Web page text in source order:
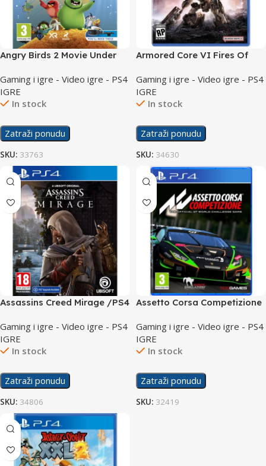
Angry Birds 2 Movie Under
Gaming i igre - Video igre - PS4
IGRE
In stock
Zatraži ponudu
SKU: 33763
Armored Core VI Fires Of
Gaming i igre - Video igre - PS4
IGRE
In stock
Zatraži ponudu
SKU: 34630
Assassins Creed Mirage /PS4
Gaming i igre - Video igre - PS4
IGRE
In stock
Zatraži ponudu
SKU: 34806
Assetto Corsa Competizione
Gaming i igre - Video igre - PS4
IGRE
In stock
Zatraži ponudu
SKU: 32419